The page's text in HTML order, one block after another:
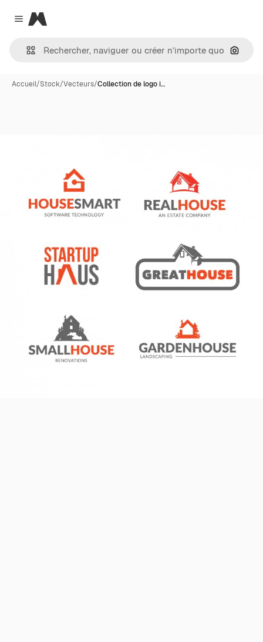
Close menu
Magnific
Accueil/Stock/Vecteurs/Collection de logo i…